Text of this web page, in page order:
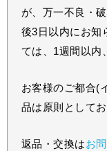
が、万一不良・
後3日以内にお知
ては、1週間以内
お客様のご都合(
品は原則として
返品・交換はお